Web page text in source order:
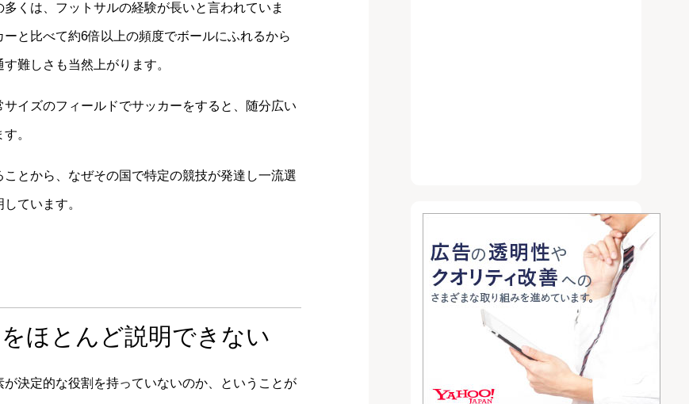
くは、フットサルの経験が長いと言われていま
と比べて約6倍以上の頻度でボールにふれるから
難しさも当然上がります。
イズのフィールドでサッカーをすると、随分広い
。
とから、なぜその国で特定の競技が発達し一流選
ています。
ほとんど説明できない
決定的な役割を持っていないのか、ということが